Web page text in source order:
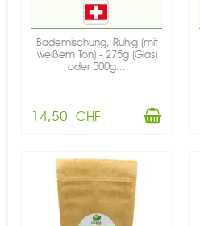
Bademischung, Ruhig (mit
weißem Ton) - 275g (Glas)
oder 500g...
14,50 CHF